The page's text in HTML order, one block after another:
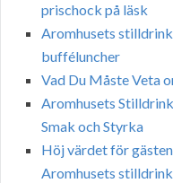
prischock på läsk
Aromhusets
bufféluncher
Vad Du Måste Veta
Aromhusets
Smak och Styrka
Höj värdet för
Aromhusets stilldrink